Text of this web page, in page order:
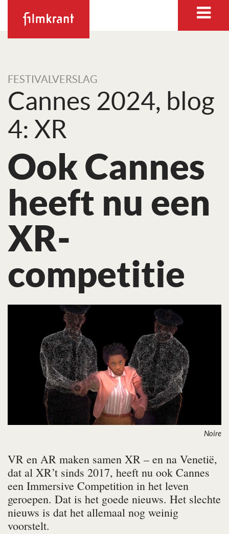
FESTIVALVERSLAG
Cannes 2024, blog
4: XR
Ook Cannes
heeft nu een
XR-
competitie
Noire
VR en AR maken samen XR – en na Venetië,
dat al XR’t sinds 2017, heeft nu ook Cannes
een Immersive Competition in het leven
geroepen. Dat is het goede nieuws. Het slechte
nieuws is dat het allemaal nog weinig
voorstelt.